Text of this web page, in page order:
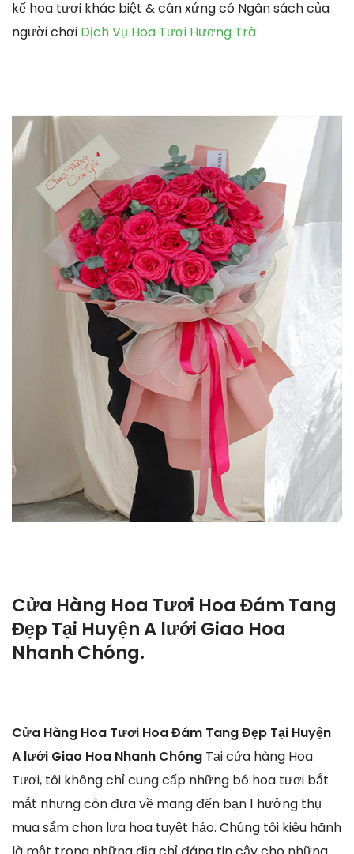
kế hoa tươi khác biệt & cân xứng có Ngân sách của
người chơi Dịch Vụ Hoa Tươi Hương Trà
Cửa Hàng Hoa Tươi Hoa Đám Tang
Đẹp Tại Huyện A lưới Giao Hoa
Nhanh Chóng.
Cửa Hàng Hoa Tươi Hoa Đám Tang Đẹp Tại Huyện
A lưới Giao Hoa Nhanh Chóng Tại cửa hàng Hoa
Tươi, tôi không chỉ cung cấp những bó hoa tươi bắt
mắt nhưng còn đưa về mang đến bạn 1 hưởng thụ
mua sắm chọn lựa hoa tuyệt hảo. Chúng tôi kiêu hãnh